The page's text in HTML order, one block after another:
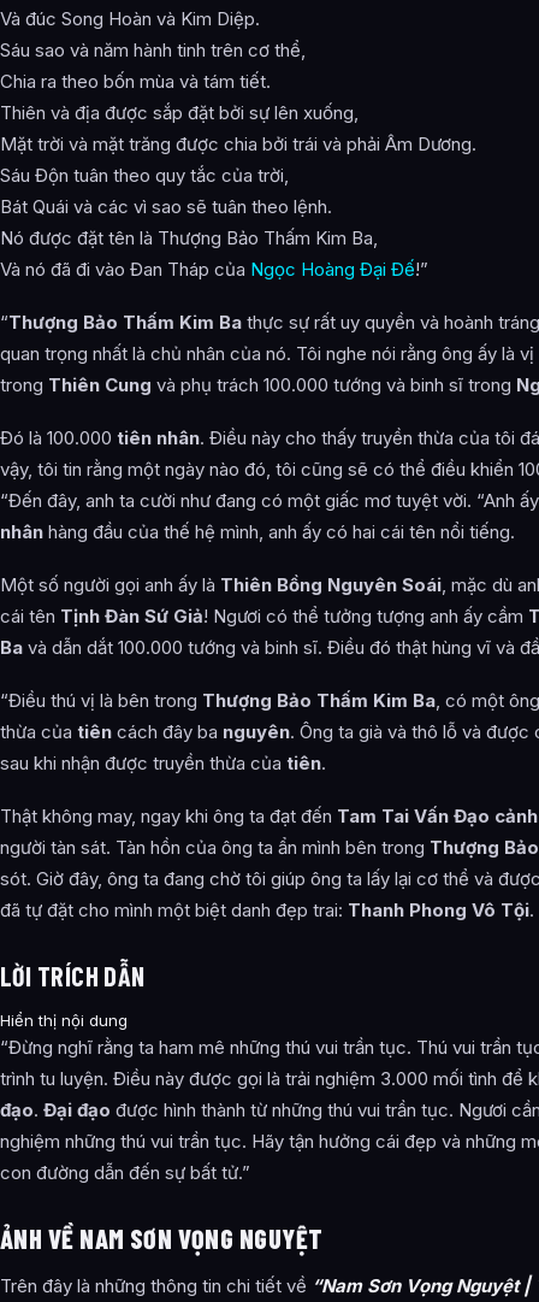
Và đúc Song Hoàn và Kim Diệp.
Sáu sao và năm hành tinh trên cơ thể,
Chia ra theo bốn mùa và tám tiết.
Thiên và địa được sắp đặt bởi sự lên xuống,
Mặt trời và mặt trăng được chia bởi trái và phải Âm Dương.
Sáu Độn tuân theo quy tắc của trời,
Bát Quái và các vì sao sẽ tuân theo lệnh.
Nó được đặt tên là Thượng Bảo Thấm Kim Ba,
Và nó đã đi vào Đan Tháp của Ngọc Hoàng Đại Đế!”
“Thượng Bảo Thấm Kim Ba thực sự rất uy quyền và hoành
quan trọng nhất là chủ nhân của nó. Tôi nghe nói rằng ông ấy là vị
trong Thiên Cung và phụ trách 100.000 tướng và binh sĩ trong
Đó là 100.000 tiên nhân. Điều này cho thấy truyền thừa của tôi
vậy, tôi tin rằng một ngày nào đó, tôi cũng sẽ có thể điều khiển
“Đến đây, anh ta cười như đang có một giấc mơ tuyệt vời. “Anh
nhân hàng đầu của thế hệ mình, anh ấy có hai cái tên nổi tiếng.
Một số người gọi anh ấy là Thiên Bồng Nguyên Soái , mặc dù
cái tên Tịnh Đàn Sứ Giả! Ngươi có thể tưởng tượng anh ấy cầm
Ba và dẫn dắt 100.000 tướng và binh sĩ. Điều đó thật hùng vĩ và
“Điều thú vị là bên trong Thượng Bảo Thấm Kim Ba , có một
thừa của tiên cách đây ba nguyên. Ông ta già và thô lỗ và
sau khi nhận được truyền thừa của tiên.
Thật không may, ngay khi ông ta đạt đến Tam Tai Vấn Đạo cảnh
người tàn sát. Tàn hồn của ông ta ẩn mình bên trong Thượng
sót. Giờ đây, ông ta đang chờ tôi giúp ông ta lấy lại cơ thể và
đã tự đặt cho mình một biệt danh đẹp trai: Thanh Phong Vô Tội.
LỜI TRÍCH DẪN
Hiển thị nội dung
“Đừng nghĩ rằng ta ham mê những thú vui trần tục. Thú vui trần
trình tu luyện. Điều này được gọi là trải nghiệm 3.000 mối tình để
đạo. Đại đạo được hình thành từ những thú vui trần tục. Ngươi
nghiệm những thú vui trần tục. Hãy tận hưởng cái đẹp và những
con đường dẫn đến sự bất tử.”
ẢNH VỀ NAM SƠN VỌNG NGUYỆT
Trên đây là những thông tin chi tiết về “Nam Sơn Vọng Nguyệt |